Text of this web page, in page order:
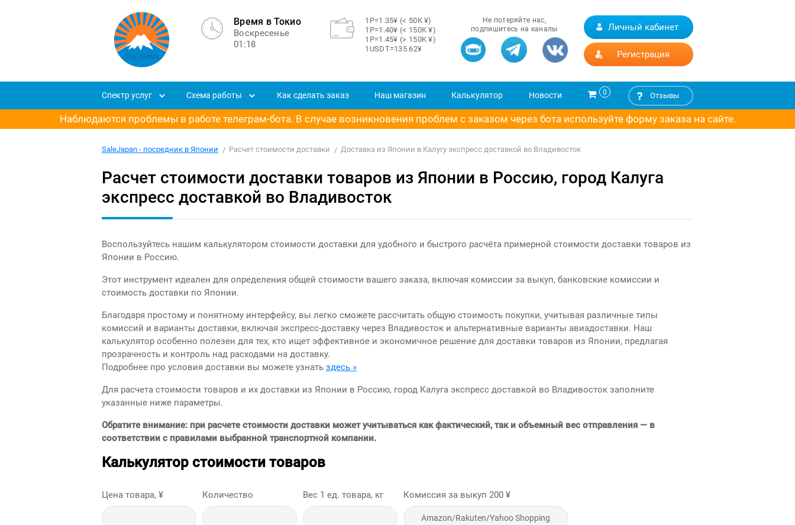
Время в Токио
Воскресенье
01:18
1Р=1.35¥ (< 50K ¥)
1Р=1.40¥ (< 150K ¥)
1Р=1.45¥ (> 150K ¥)
1USDT=135.62¥
Не потеряйте нас,
подпишитесь на каналы
Личный кабинет
Регистрация
Спектр услуг Схема работы Как сделать заказ Наш магазин Калькулятор Новости 0 Отзывы
Наблюдаются проблемы в работе телеграм-бота. В случае возникновения проблем с заказом через бота используйте форму заказа на сайте.
SaleJapan - посредник в Японии Расчет стоимости доставки Доставка из Японии в Калугу экспресс доставкой во Владивосток
Расчет стоимости доставки товаров из Японии в Россию, город Калуга
экспресс доставкой во Владивосток
Воспользуйтесь нашим калькулятором стоимости доставки для удобного и быстрого расчёта примерной стоимости доставки товаров из
Японии в Россию.
Этот инструмент идеален для определения общей стоимости вашего заказа, включая комиссии за выкуп, банковские комиссии и
стоимость доставки по Японии.
Благодаря простому и понятному интерфейсу, вы легко сможете рассчитать общую стоимость покупки, учитывая различные типы
комиссий и варианты доставки, включая экспресс-доставку через Владивосток и альтернативные варианты авиадоставки. Наш
калькулятор особенно полезен для тех, кто ищет эффективное и экономичное решение для доставки товаров из Японии, предлагая
прозрачность и контроль над расходами на доставку.
Подробнее про условия доставки вы можете узнать здесь »
Для расчета стоимости товаров и их доставки из Японии в Россию, город Калуга экспресс доставкой во Владивосток заполните
указанные ниже параметры.
Обратите внимание: при расчете стоимости доставки может учитываться как фактический, так и объемный вес отправления — в
соответствии с правилами выбранной транспортной компании.
Калькулятор стоимости товаров
Цена товара, ¥ Количество Вес 1 ед. товара, кг Комиссия за выкуп 200 ¥